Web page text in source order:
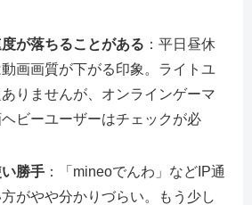
が落ちることがある ：平日昼休
画画質が下がる印象。ライトユ
りませんが、オンラインゲーマ
ビーユーザーはチェックが必
勝手 ：「mineoでんわ」などIP通
がやや分かりづらい。もう少し